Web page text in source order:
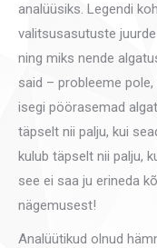
analüüsiks. Legendi
valitsusasutuste
ning miks nende
said – probleeme
isegi pöörasemad
täpselt nii palju, kui
kulub täpselt nii palju,
see ei saa ju erineda
nägemusest!
Analüütikud olnud